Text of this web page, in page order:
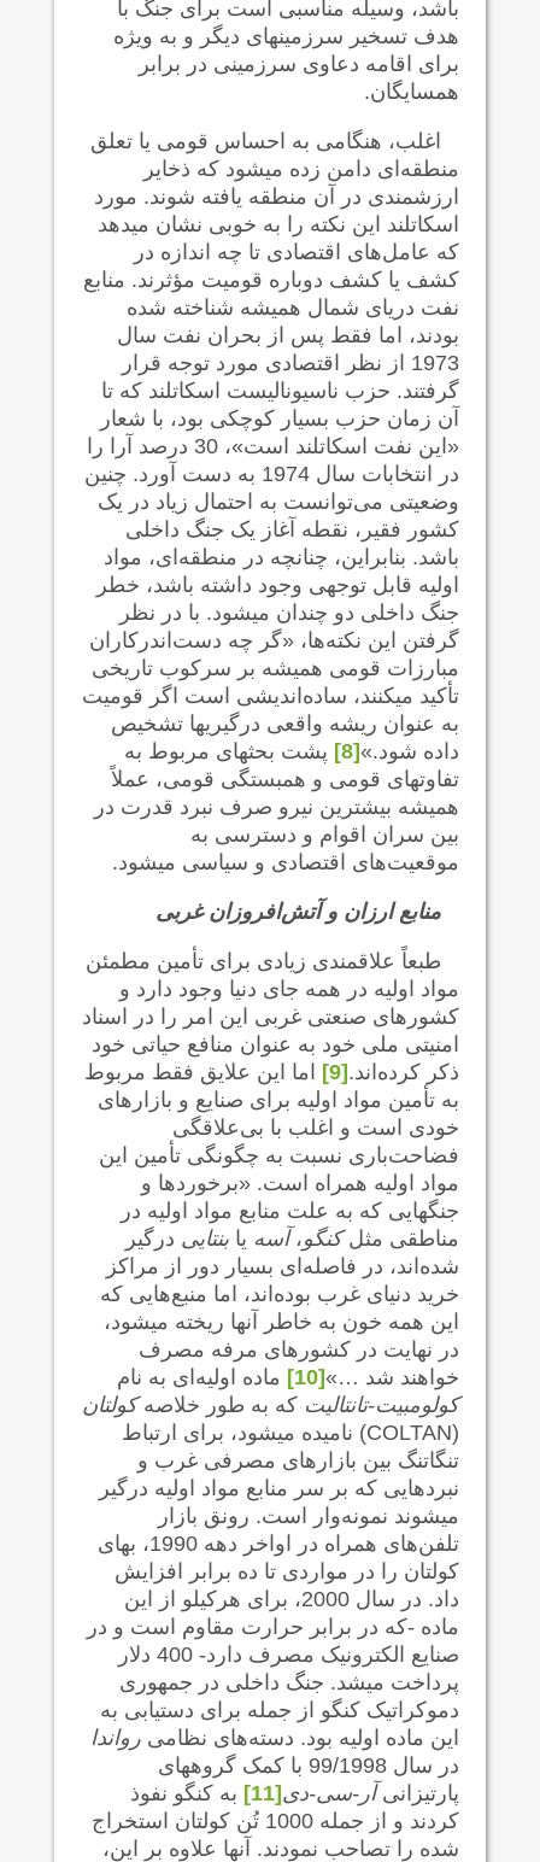
باشد، وسیله مناسبی است برای جنگ با
هدف تسخیر سرزمینهای دیگر و به ویژه
برای اقامه دعاوی سرزمینی در برابر
همسایگان.
اغلب، هنگامی به احساس قومی یا تعلق
منطقه‌ای دامن زده می‍شود که ذخایر
ارزشمندی در آن منطقه یافته شوند. مورد
اسکاتلند این نکته را به خوبی نشان می‍دهد
که عامل‌های اقتصادی تا چه اندازه در
کشف یا کشف دوباره قومیت مؤثرند. منابع
نفت دریای شمال همیشه شناخته شده
بودند، اما فقط پس از بحران نفت سال
1973 از نظر اقتصادی مورد توجه قرار
گرفتند. حزب ناسیونالیست اسکاتلند که تا
آن زمان حزب بسیار کوچکی بود، با شعار
«این نفت اسکاتلند است»، 30 درصد آرا را
در انتخابات سال 1974 به دست آورد. چنین
وضعیتی می‌توانست به احتمال زیاد در یک
کشور فقیر، نقطه آغاز یک جنگ داخلی
باشد. بنابراین، چنانچه در منطقه‌ای، مواد
اولیه قابل توجهی وجود داشته باشد، خطر
جنگ داخلی دو چندان می‍شود. با در نظر
گرفتن این نکته‌ها، «گر چه دست‌اندرکاران
مبارزات قومی همیشه بر سرکوب تاریخی
تأکید می‍کنند، ساده‌اندیشی است اگر قومیت
به عنوان ریشه واقعی درگیریها تشخیص
داده شود.»[8]
پشت بحثهای مربوط به
تفاوتهای قومی و همبستگی قومی، عملاً
همیشه بیشترین نیرو صرف نبرد قدرت در
بین سران اقوام و دسترسی به
موقعیت‌های اقتصادی و سیاسی می‍شود.
منابع ارزان و آتش‌افروزان غربی
طبعاً علاقمندی زیادی برای تأمین مطمئن
مواد اولیه در همه جای دنیا وجود دارد و
کشورهای صنعتی غربی این امر را در اسناد
امنیتی ملی خود به عنوان منافع حیاتی خود
ذکر کرده‌اند.[9]
اما این علایق فقط مربوط
به تأمین مواد اولیه برای صنایع و بازارهای
خودی است و اغلب با بی‌علاقگی
فضاحت‌باری نسبت به چگونگی تأمین این
مواد اولیه همراه است. «برخوردها و
جنگهایی که به علت منابع مواد اولیه در
مناطقی مثلکنگو،آسه یابنتایی درگیر
شده‌اند، در فاصله‌ای بسیار دور از مراکز
خرید دنیای غرب بوده‌اند، اما منبع‌هایی که
این همه خون به خاطر آنها ریخته می‍شود،
در نهایت در کشورهای مرفه مصرف
خواهند شد …»[10]
ماده اولیه‌ای به نام
کولومبیت-تانتالیتکه به طور خلاصهکولتان
(COLTAN) نامیده می‍شود، برای ارتباط
تنگاتنگ بین بازارهای مصرفی غرب و
نبردهایی که بر سر منابع مواد اولیه درگیر
می‍شوند نمونه‌وار است. رونق بازار
تلفن‌های همراه در اواخر دهه 1990، بهای
کولتان را در مواردی تا ده برابر افزایش
داد. در سال 2000، برای هرکیلو از این
ماده -که در برابر حرارت مقاوم است و در
صنایع الکترونیک مصرف دارد- 400 دلار
پرداخت می‍شد. جنگ داخلی در جمهوری
دموکراتیک کنگو از جمله برای دستیابی به
این ماده اولیه بود. دسته‌های نظامیرواندا
در سال 99/1998 با کمک گروههای
پارتیزانیآر-سی-دی[11]
به کنگو نفوذ
کردند و از جمله 1000 تُن کولتان استخراج
شده را تصاحب نمودند. آنها علاوه بر این،